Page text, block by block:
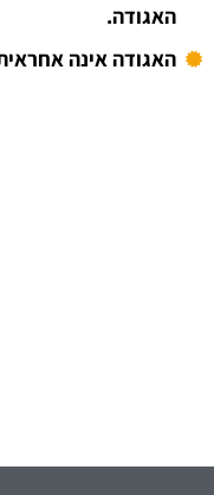
האגודה.
האגודה אינה